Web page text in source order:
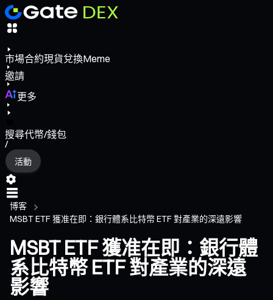
市場合約現貨兌換Meme
邀請
更多
搜尋代幣/錢包
/
活動
博客
MSBT ETF 獲准在即：銀行體系比特幣 ETF 對產業的深遠影響
MSBT ETF 獲准在即：銀行體
系比特幣 ETF 對產業的深遠
影響